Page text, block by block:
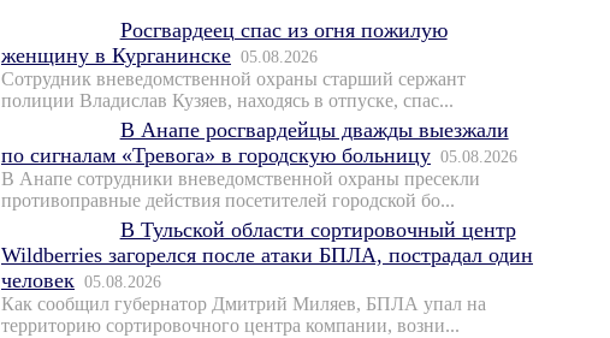
Росгвардеец спас из огня пожилую
женщину в Курганинске 05.08.2026
Сотрудник вневедомственной охраны старший сержант
полиции Владислав Кузяев, находясь в отпуске, спас...
В Анапе росгвардейцы дважды выезжали
по сигналам «Тревога» в городскую больницу 05.08.2026
В Анапе сотрудники вневедомственной охраны пресекли
противоправные действия посетителей городской бо...
В Тульской области сортировочный центр
Wildberries загорелся после атаки БПЛА, пострадал один
человек 05.08.2026
Как сообщил губернатор Дмитрий Миляев, БПЛА упал на
территорию сортировочного центра компании, возни...